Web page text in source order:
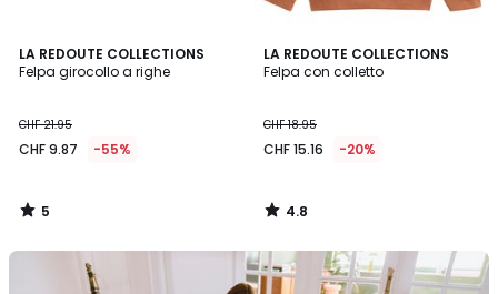
LA REDOUTE COLLECTIONS
Felpa girocollo a righe
CHF 21.95
CHF 9.87 -55%
5
/
5
/
Il
LA REDOUTE COLLECTIONS
Felpa con colletto
CHF 18.95
CHF 15.16 -20%
4.8
/ 5
4.8
/